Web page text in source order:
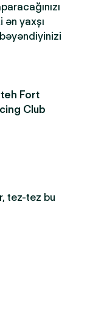
ən yaxşı
Fort
Club
tez-tez bu